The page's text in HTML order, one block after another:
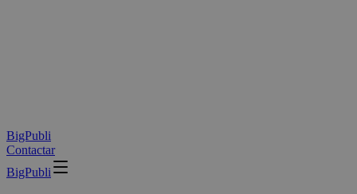
BigPubli
Contactar
BigPubli